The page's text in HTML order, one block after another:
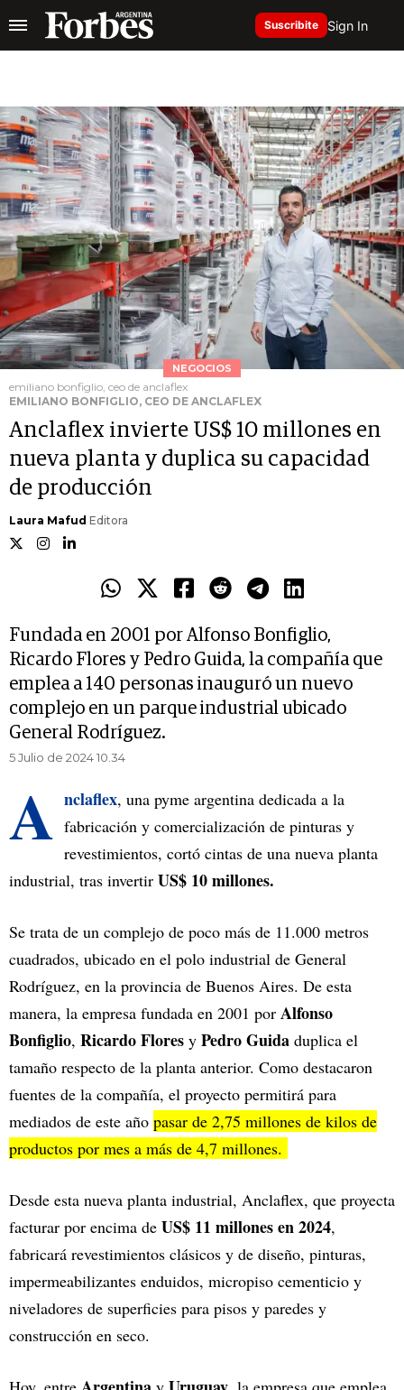
Suscribite Sign In
NEGOCIOS
emiliano bonfiglio, ceo de anclaflex
EMILIANO BONFIGLIO, CEO DE ANCLAFLEX
Anclaflex invierte US$ 10 millones en
nueva planta y duplica su capacidad
de producción
Laura Mafud Editora
Fundada en 2001 por Alfonso Bonfiglio,
Ricardo Flores y Pedro Guida, la compañía que
emplea a 140 personas inauguró un nuevo
complejo en un parque industrial ubicado
General Rodríguez.
5 Julio de 2024 10.34
A nclaflex, una pyme argentina dedicada a la
fabricación y comercialización de pinturas y
revestimientos, cortó cintas de una nueva planta
industrial, tras invertir US$ 10 millones.
Se trata de un complejo de poco más de 11.000 metros
cuadrados, ubicado en el polo industrial de General
Rodríguez, en la provincia de Buenos Aires. De esta
manera, la empresa fundada en 2001 por Alfonso
Bonfiglio, Ricardo Flores y Pedro Guida duplica el
tamaño respecto de la planta anterior. Como destacaron
fuentes de la compañía, el proyecto permitirá para
mediados de este año pasar de 2,75 millones de kilos de
productos por mes a más de 4,7 millones.
Desde esta nueva planta industrial, Anclaflex, que proyecta
facturar por encima de US$ 11 millones en 2024,
fabricará revestimientos clásicos y de diseño, pinturas,
impermeabilizantes enduidos, micropiso cementicio y
niveladores de superficies para pisos y paredes y
construcción en seco.